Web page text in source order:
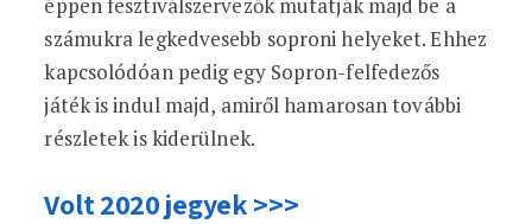
számukra legkedvesebb soproni helyeket. Ehhez
kapcsolódóan pedig egy Sopron-felfedezős
játék is indul majd, amiről hamarosan további
részletek is kiderülnek.
Volt 2020 jegyek >>>